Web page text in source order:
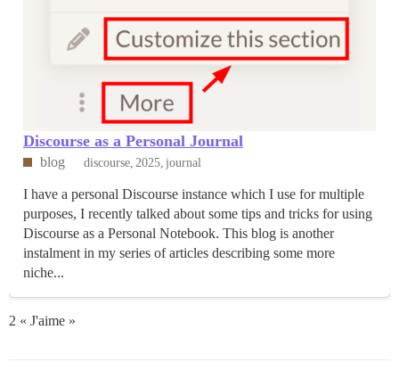
Discourse as a Personal Journal
blog discourse 2025 journal
I have a personal Discourse instance which I use for multiple
purposes, I recently talked about some tips and tricks for using
Discourse as a Personal Notebook. This blog is another
instalment in my series of articles describing some more
niche...
2 « J'aime »